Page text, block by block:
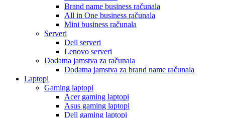
Brand name business računala
All in One business računala
Mini business računala
Serveri
Dell serveri
Lenovo serveri
Dodatna jamstva za računala
Dodatna jamstva za brand name računala
Laptopi
Gaming laptopi
Acer gaming laptopi
Asus gaming laptopi
Dell gaming laptopi